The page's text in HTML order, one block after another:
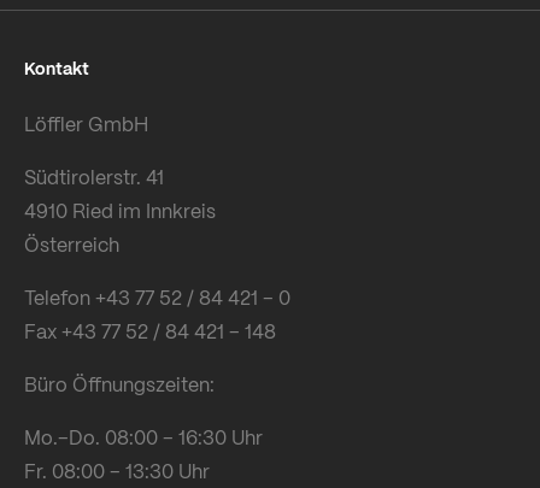
Kontakt
Löffler GmbH
Südtirolerstr. 41
4910 Ried im Innkreis
Österreich
Telefon +43 77 52 / 84 421 – 0
Fax +43 77 52 / 84 421 – 148
Büro Öffnungszeiten:
Mo.–Do. 08:00 – 16:30 Uhr
Fr. 08:00 – 13:30 Uhr